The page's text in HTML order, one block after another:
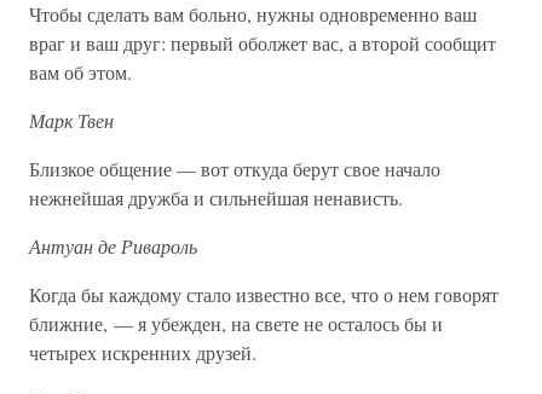
Чтобы сделать вам больно, нужны одновременно ваш
враг и ваш друг: первый оболжет вас, а второй сообщит
вам об этом.
Марк Твен
Близкое общение — вот откуда берут свое начало
нежнейшая дружба и сильнейшая ненависть.
Антуан де Ривароль
Когда бы каждому стало известно все, что о нем говорят
ближние, — я убежден, на свете не осталось бы и
четырех искренних друзей.